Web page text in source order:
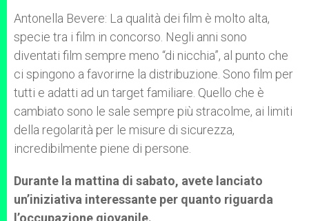
Antonella Bevere: La qualità dei film è molto alta,
specie tra i film in concorso. Negli anni sono
diventati film sempre meno “di nicchia”, al punto che
ci spingono a favorirne la distribuzione. Sono film per
tutti e adatti ad un target familiare. Quello che è
cambiato sono le sale sempre più stracolme, ai limiti
della regolarità per le misure di sicurezza,
incredibilmente piene di persone.
Durante la mattina di sabato, avete lanciato
un’iniziativa interessante per quanto riguarda
l’occupazione giovanile.